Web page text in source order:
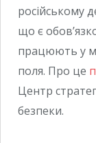
російському
що є
працюють у
поля. Про це
Центр
безпеки.